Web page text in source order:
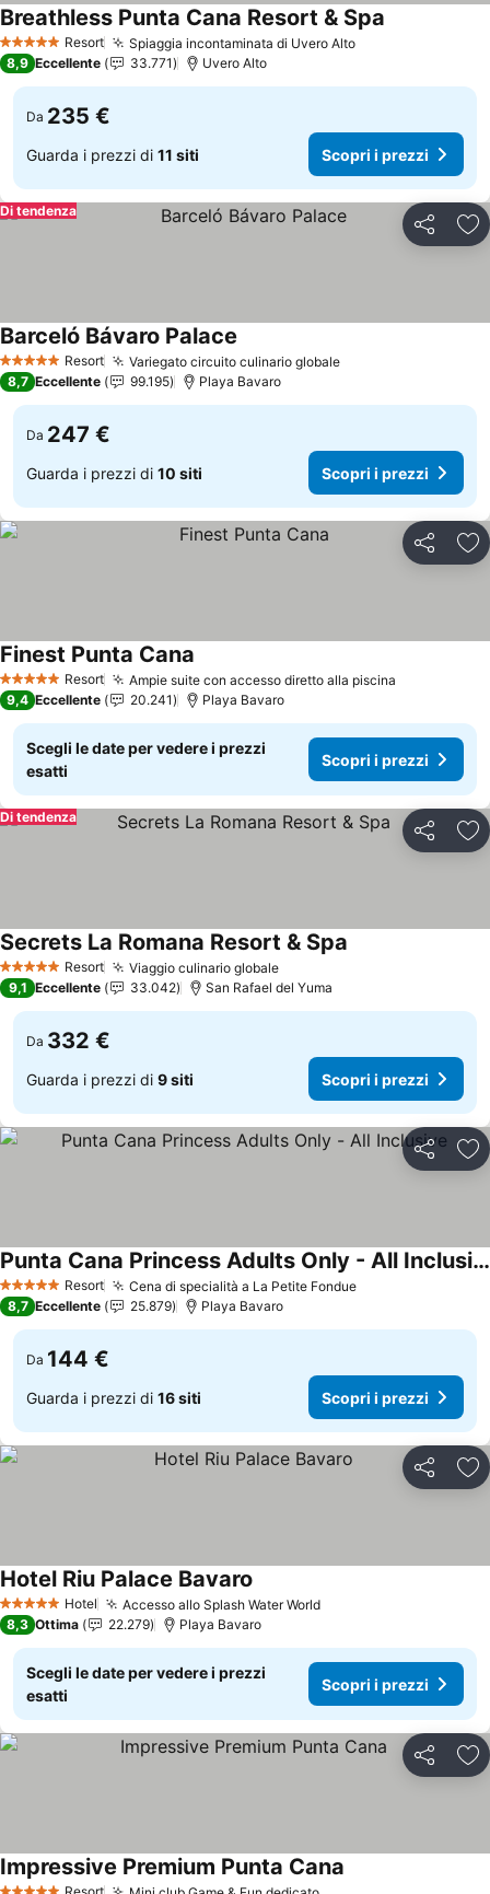
5 Stelle Resort Spiaggia incontaminata di Uvero AltoScopri i prezzi
Breathless Punta Cana Resort & Spa
8,9 Eccellente 33.771 Uvero Alto
Da 235 €
Guarda i prezzi di 11 siti Scopri i prezzi
Condividi
Di tendenza
5 Stelle Resort Variegato circuito culinario globaleScopri i prezzi
Barceló Bávaro Palace
8,7 Eccellente 99.195 Playa Bavaro
Da 247 €
Guarda i prezzi di 10 siti Scopri i prezzi
Condividi
5 Stelle Resort Ampie suite con accesso diretto alla piscina
Finest Punta Cana
9,4 Eccellente 20.241 Playa Bavaro
Scegli le date per vedere i prezzi
esatti
Scopri i prezzi
Condividi
Di tendenza
5 Stelle Resort Viaggio culinario globaleScopri i prezzi
Secrets La Romana Resort & Spa
9,1 Eccellente 33.042 San Rafael del Yuma
Da 332 €
Guarda i prezzi di 9 siti Scopri i prezzi
Condividi
5 Stelle Resort Cena di specialità a La Petite FondueScopri i prezzi
Punta Cana Princess Adults Only - All Inclusive
Scopri i prezzi
8,7 Eccellente 25.879 Playa Bavaro
Da 144 €
Guarda i prezzi di 16 siti Scopri i prezzi
Condividi
5 Stelle Hotel Accesso allo Splash Water WorldScopri i prezzi
Hotel Riu Palace Bavaro
8,3 Ottima 22.279 Playa Bavaro
Scegli le date per vedere i prezzi
esatti
Scopri i prezzi
Condividi
Resort
Impressive Premium Punta Cana